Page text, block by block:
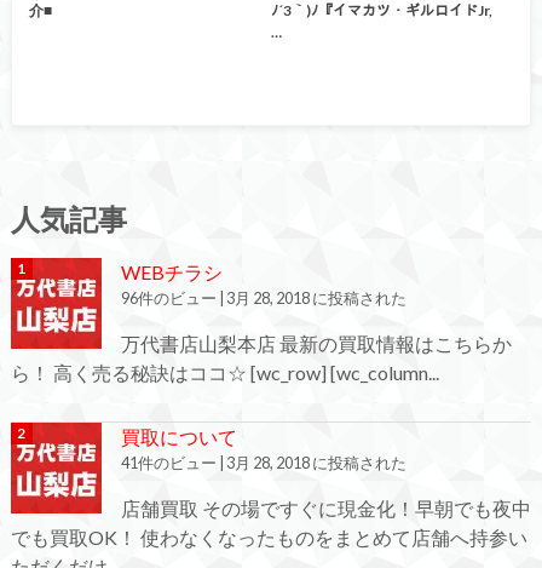
介■
ﾉ´3｀)ﾉ『イマカツ・ギルロイドJr,
…
人気記事
WEBチラシ
96件のビュー 3月 28, 2018 に投稿された
万代書店山梨本店 最新の買取情報はこちらか
ら！ 高く売る秘訣はココ☆ [wc_row] [wc_column...
買取について
41件のビュー 3月 28, 2018 に投稿された
店舗買取 その場ですぐに現金化！早朝でも夜中
でも買取OK！ 使わなくなったものをまとめて店舗へ持参い